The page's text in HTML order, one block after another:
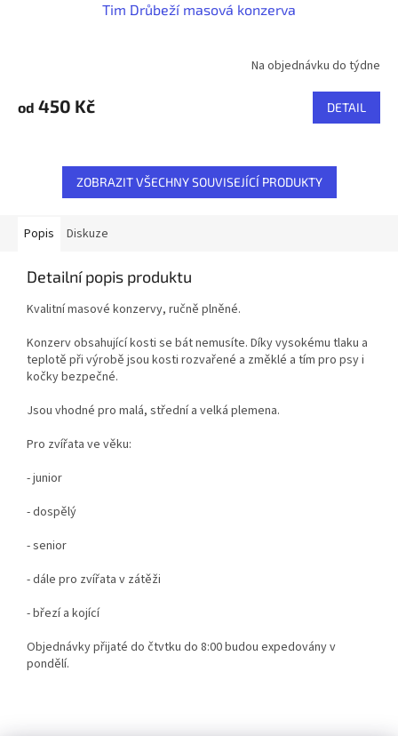
Tim Drůbeží masová konzerva
Na objednávku do týdne
od 450 Kč DETAIL
ZOBRAZIT VŠECHNY SOUVISEJÍCÍ PRODUKTY
Popis Diskuze
Detailní popis produktu
Kvalitní masové konzervy, ručně plněné.
Konzerv obsahující kosti se bát nemusíte. Díky vysokému tlaku a
teplotě při výrobě jsou kosti rozvařené a změklé a tím pro psy i
kočky bezpečné.
Jsou vhodné pro malá, střední a velká plemena.
Pro zvířata ve věku:
- junior
- dospělý
- senior
- dále pro zvířata v zátěži
- březí a kojící
Objednávky přijaté do čtvtku do 8:00 budou expedovány v
pondělí.